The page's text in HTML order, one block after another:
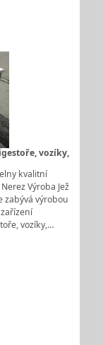
vozíky,
kvalitní
Výroba Jež
zabývá výrobou
vozíky,…